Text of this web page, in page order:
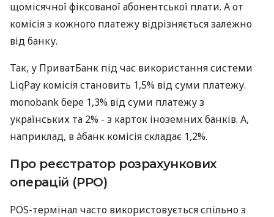
щомісячної фіксованої абонентської плати. А от
комісія з кожного платежу відрізняється залежно
від банку.
Так, у ПриватБанк під час використання системи
LiqPay комісія становить 1,5% від суми платежу.
monobank бере 1,3% від суми платежу з
українських та 2% - з карток іноземних банків. А,
наприклад, в àбанк комісія складає 1,2%.
Про реєстратор розрахункових
операцій (РРО)
POS-термінал часто використовується спільно з